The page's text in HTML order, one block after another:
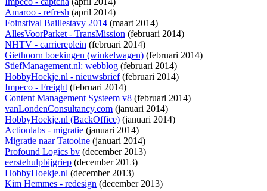
Amaroo - refresh (april 2014)
Foinstival Baillestavy 2014 (maart 2014)
AllesVoorParket - TransMission (februari 2014)
NHTV - carriereplein (februari 2014)
Giethoorn boekingen (winkelwagen) (februari 2014)
StiefManagement.nl: webblog (februari 2014)
HobbyHoekje.nl - nieuwsbrief(februari 2014)
Impeco - Freight(februari 2014)
Content Management Systeem v8 (februari 2014)
vanLondenConsultancy.com (januari 2014)
HobbyHoekje.nl (BackOffice) (januari 2014)
Actionlabs - migratie (januari 2014)
Migratie naar Tatooine (januari 2014)
Profound Logics bv (december 2013)
eerstehulpbijgriep (december 2013)
HobbyHoekje.nl (december 2013)
Kim Hemmes - redesign (december 2013)